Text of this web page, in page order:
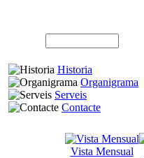
Historia
Organigrama
Serveis
Contacte
Vista Mensual